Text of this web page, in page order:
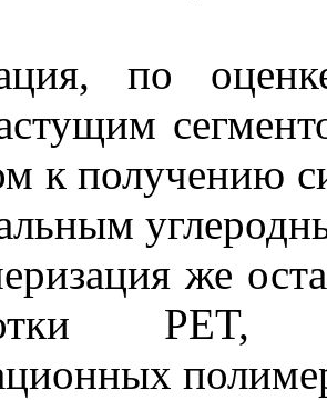
по
к получению
же